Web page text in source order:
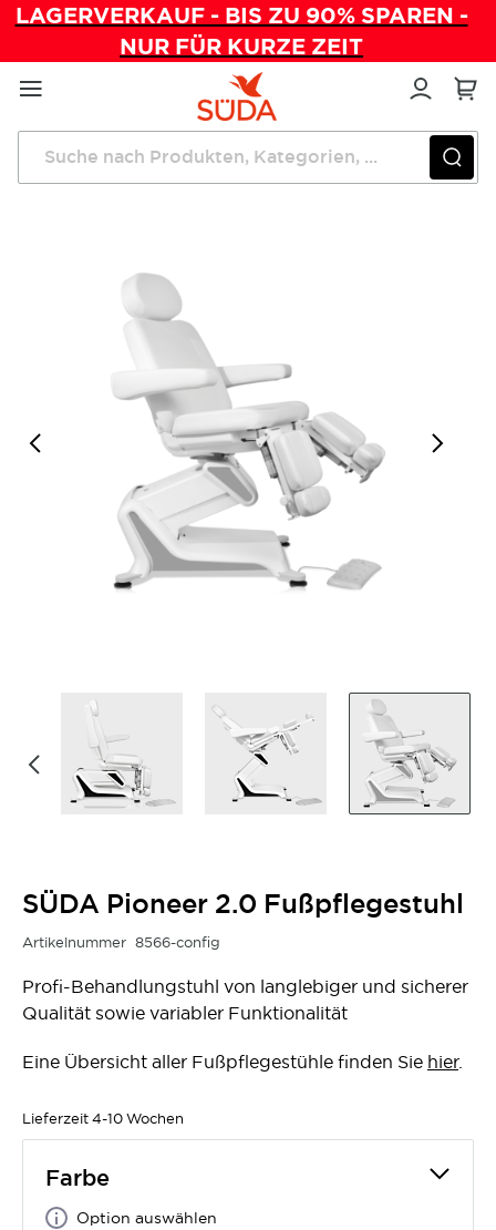
LAGERVERKAUF - BIS ZU 90% SPAREN -
NUR FÜR KURZE ZEIT
Direkt
zum
Inhalt
Startseite Fußpflegestühle SÜDA Pioneer 2.0 Fußpflegestuhl
SÜDA Pioneer 2.0 Fußpflegestuhl
Artikelnummer 8566-config
Profi-Behandlungstuhl von langlebiger und sicherer
Qualität sowie variabler Funktionalität
Eine Übersicht aller Fußpflegestühle finden Sie hier.
Lieferzeit4-10 Wochen
Farbe
Option auswählen